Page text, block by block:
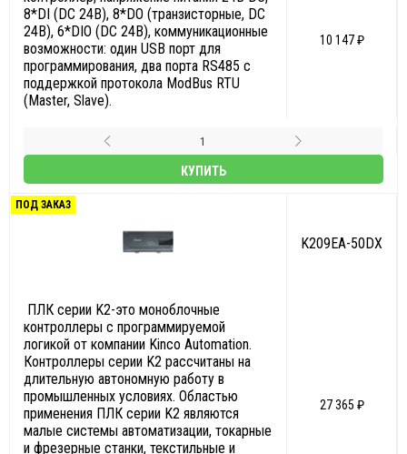
8*DI (DC 24В), 8*DO (транзисторные, DC
24В), 6*DIO (DC 24В), коммуникационные
возможности: один USB порт для
программирования, два порта RS485 с
поддержкой протокола ModBus RTU
(Master, Slave).
10 147 ₽
КУПИТЬ
ПОД ЗАКАЗ
K209EA-50DX
ПЛК серии K2-это моноблочные
контроллеры с программируемой
логикой от компании Kinco Automation.
Контроллеры серии K2 рассчитаны на
длительную автономную работу в
промышленных условиях. Областью
применения ПЛК серии K2 являются
малые системы автоматизации, токарные
и фрезерные станки, текстильные и
27 365 ₽